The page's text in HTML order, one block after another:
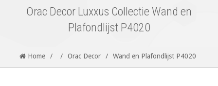
Orac Decor Luxxus Collectie Wand en
Plafondlijst P4020
Home / / Orac Decor / Wand en Plafondlijst P4020